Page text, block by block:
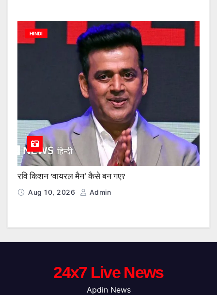
HINDI
रवि किशन ‘वायरल मैन’ कैसे बन गए?
Aug 10, 2026 Admin
24x7 Live News
Apdin News